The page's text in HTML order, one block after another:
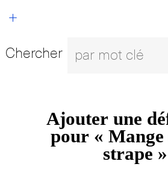
+
Chercher
Ajouter une
pour «
strape »